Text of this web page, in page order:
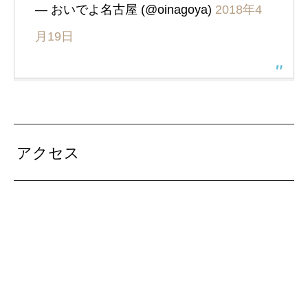
— おいでよ名古屋 (@oinagoya) 2018年4
月19日
アクセス